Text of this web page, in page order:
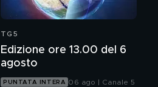
TG5
Edizione ore 13.00 del 6
agosto
PUNTATA INTERA 06 ago | Canale 5